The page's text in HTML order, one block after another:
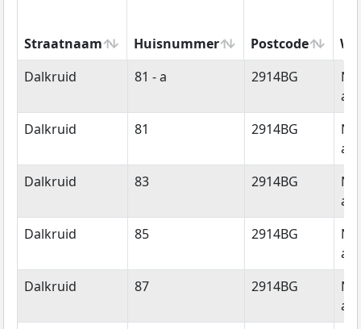
Straatnaam Huisnummer Postcode
Straatnaam
Huisnummer Postcode
Dalkruid 81 - a 2914BG
Dalkruid
81 2914BG
Dalkruid
83 2914BG
Dalkruid
85 2914BG
Dalkruid
87 2914BG